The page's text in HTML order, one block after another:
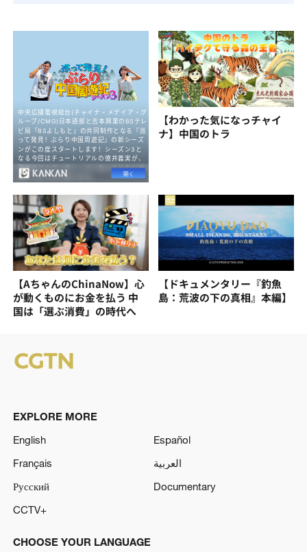
【わかった気になっチャイ
ナ】中国のトラ
【AちゃんのChinaNow】心
が動くものにお金を払う 中
国は「選ぶ消費」の時代へ
【ドキュメンタリー『釣魚
島：荒波の下の真相』本編】
EXPLORE MORE
English
Español
Français
العربية
Русский
Documentary
CCTV+
CHOOSE YOUR LANGUAGE